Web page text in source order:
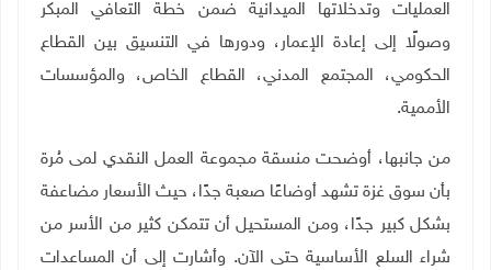
العمليات وتدخلاتها الميدانية ضمن خطة التعافي المبكر
وصولًا إلى إعادة الإعمار، ودورها في التنسيق بين القطاع
الحكومي، المجتمع المدني، القطاع الخاص، والمؤسسات
الأممية.
من جانبها، أوضحت منسقة مجموعة العمل النقدي لمى مُرة
بأن سوق غزة تشهد أوضاعًا صعبة جدًا، حيث الأسعار مضاعفة
بشكل كبير جدًا، ومن المستحيل أن تتمكن كثير من الأسر من
شراء السلع الأساسية حتى الآن. وأشارت إلى أن المساعدات